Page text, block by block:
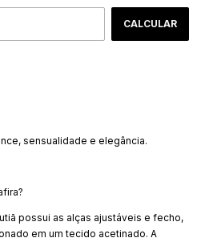
CALCULAR
sensualidade e elegância.
possui as alças ajustáveis e fecho,
em um tecido acetinado. A